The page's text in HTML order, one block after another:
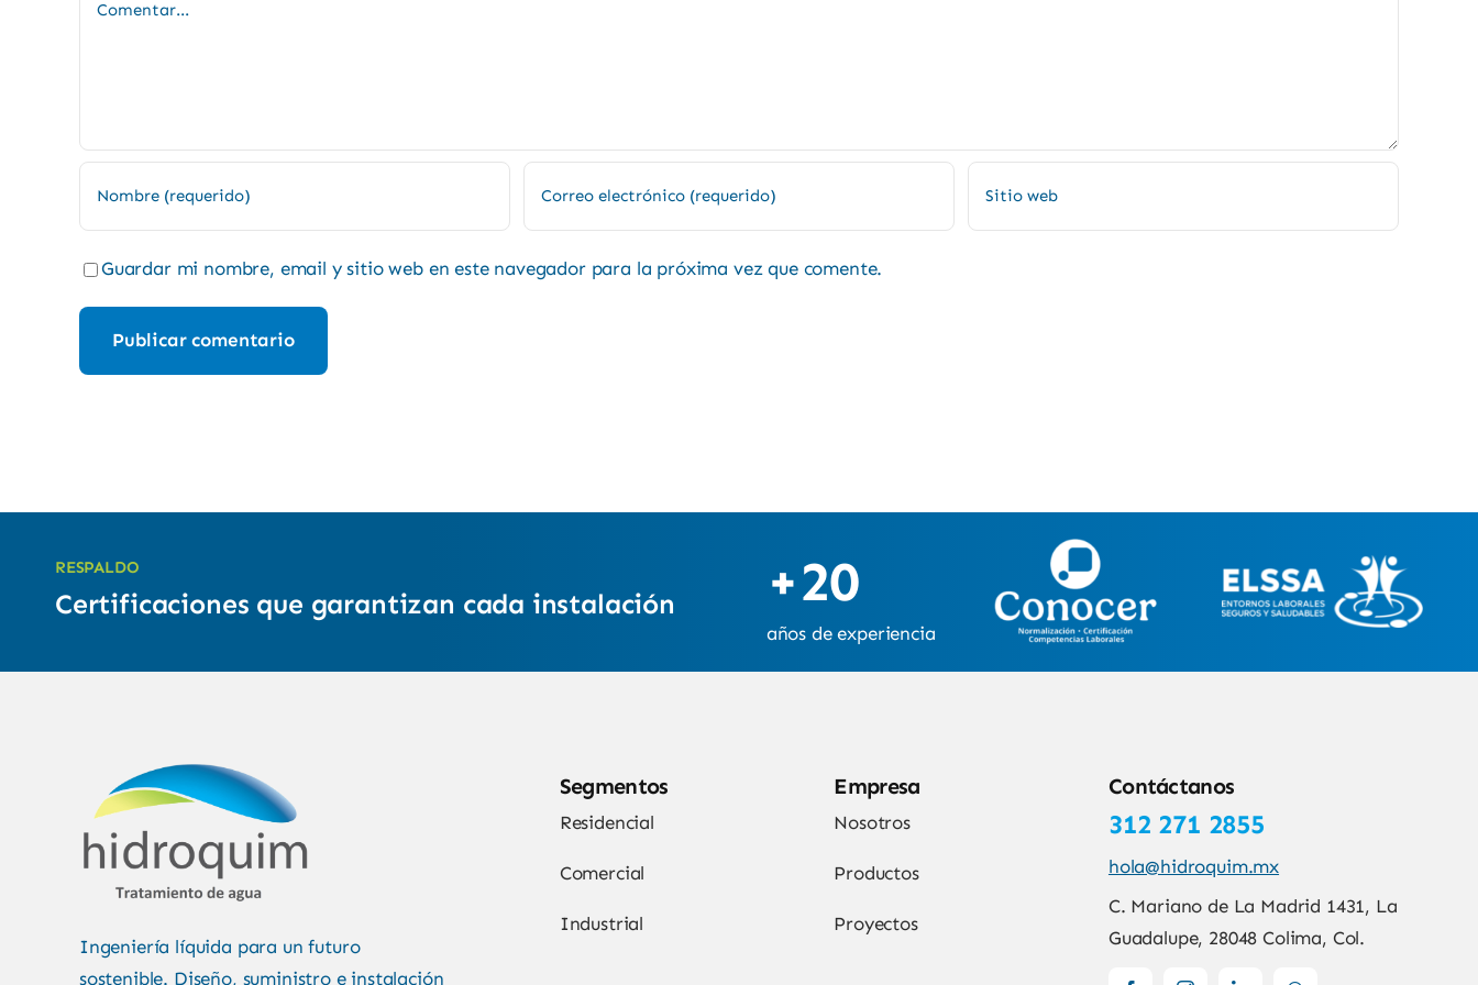
Guardar mi nombre, email y sitio web en este navegador para la próxima vez que comente.
RESPALDO
Certificaciones que garantizan cada instalación +20
años de experiencia
Ingeniería líquida para un futuro
sostenible. Diseño, suministro e instalación
Segmentos
Residencial
Comercial
Industrial
Empresa
Nosotros
Productos
Proyectos
Contáctanos
312 271 2855
hola@hidroquim.mx
C. Mariano de La Madrid 1431, La
Guadalupe, 28048 Colima, Col.